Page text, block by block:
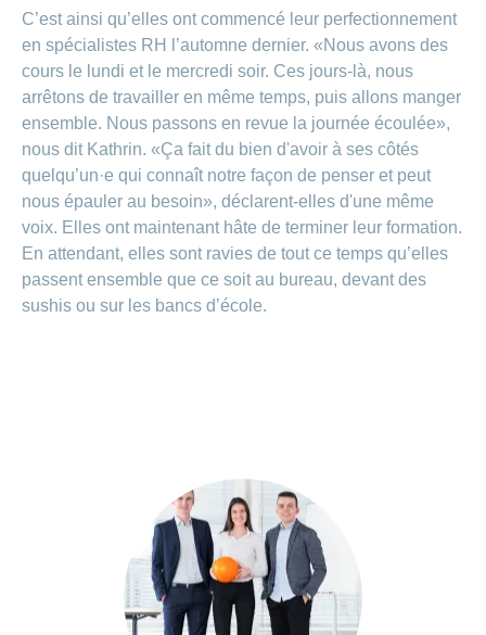
C’est ainsi qu’elles ont commencé leur perfectionnement
en spécialistes RH l’automne dernier. «Nous avons des
cours le lundi et le mercredi soir. Ces jours-là, nous
arrêtons de travailler en même temps, puis allons manger
ensemble. Nous passons en revue la journée écoulée»,
nous dit Kathrin. «Ça fait du bien d'avoir à ses côtés
quelqu’un·e qui connaît notre façon de penser et peut
nous épauler au besoin», déclarent-elles d'une même
voix. Elles ont maintenant hâte de terminer leur formation.
En attendant, elles sont ravies de tout ce temps qu’elles
passent ensemble que ce soit au bureau, devant des
sushis ou sur les bancs d’école.